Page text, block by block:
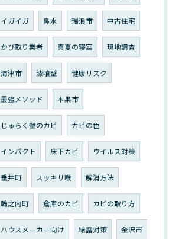
イガイガ 鼻水 瑞浪市 中古住宅
かび取り業者 真夏の寝室 現地調査
海津市 漆喰壁 健康リスク
最強メソッド 本巣市
じゅらく壁のカビ カビの色
インパクト 床下カビ ウイルス対策
垂井町 スッキリ喉 解消方法
輪之内町 倉庫のカビ カビの取り方
ハウスメーカー向け 結露対策 金沢市